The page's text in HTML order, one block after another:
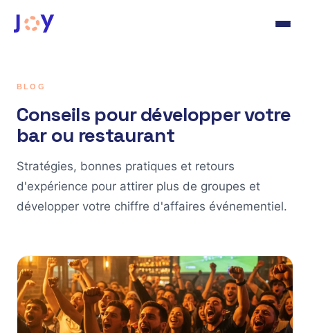
BLOG
Conseils pour développer votre
bar ou restaurant
Stratégies, bonnes pratiques et retours
d'expérience pour attirer plus de groupes et
développer votre chiffre d'affaires événementiel.